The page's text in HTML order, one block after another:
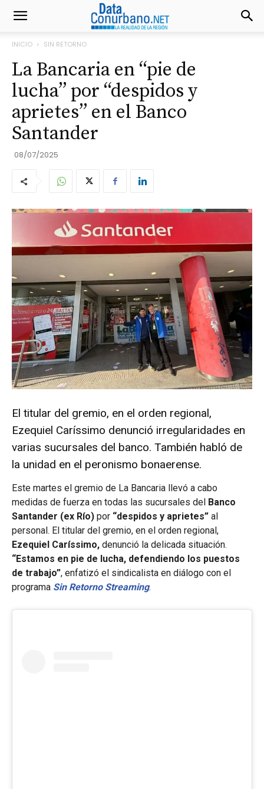
INICIO SIN RETORNO
La Bancaria en “pie de
lucha” por “despidos y
aprietes” en el Banco
Santander
08/07/2025
El titular del gremio, en el orden regional,
Ezequiel Caríssimo denunció irregularidades en
varias sucursales del banco. También habló de
la unidad en el peronismo bonaerense.
Este martes el gremio de La Bancaria llevó a cabo
medidas de fuerza en todas las sucursales del Banco
Santander (ex Río) por “despidos y aprietes” al
personal. El titular del gremio, en el orden regional,
Ezequiel Caríssimo, denunció la delicada situación.
“Estamos en pie de lucha, defendiendo los puestos
de trabajo”, enfatizó el sindicalista en diálogo con el
programa Sin Retorno Streaming.